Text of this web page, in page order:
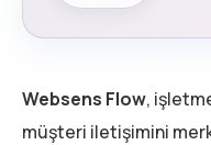
Websens Flow,
müşteri iletişimini